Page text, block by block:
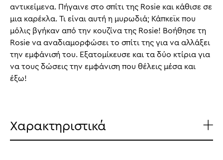
αντικείμενα. Πήγαινε στο σπίτι της Rosie και κάθισε σε
μια καρέκλα. Τι είναι αυτή η μυρωδιά; Κάπκεϊκ που
μόλις βγήκαν από την κουζίνα της Rosie! Βοήθησε τη
Rosie να αναδιαμορφώσει το σπίτι της για να αλλάξει
την εμφάνισή του. Εξατομίκευσε και τα δύο κτίρια για
να τους δώσεις την εμφάνιση που θέλεις μέσα και
έξω!
Χαρακτηριστικά